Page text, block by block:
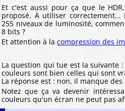
Et c'est aussi pour ça que le
proposé. À utiliser
255 niveaux de luminosité,
8 bits ?
Et attention à la compression des
La question qui tue est la suivante
couleurs sont bien celles qui sont
La réponse est : non, il manque des
Notez que ça va devenir
couleurs qu'un écran ne peut pas